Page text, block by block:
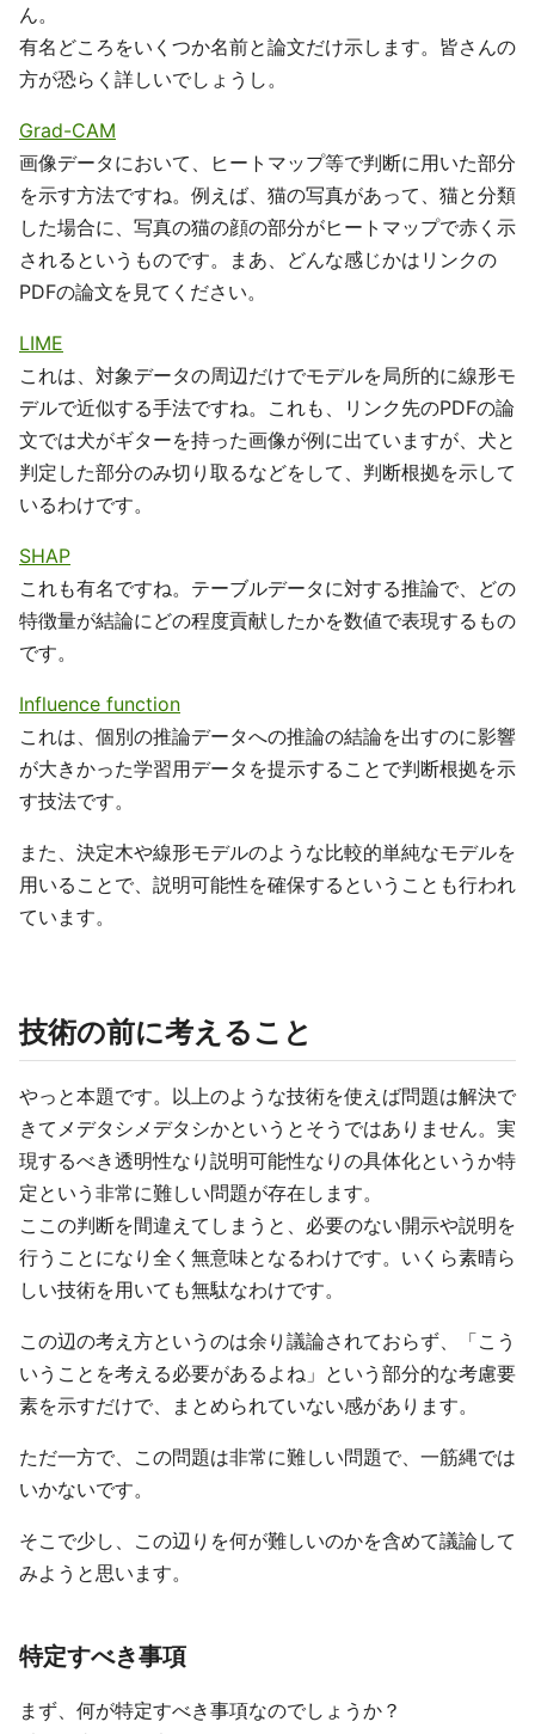
ん。
有名どころをいくつか名前と論文だけ示します。皆さんの
方が恐らく詳しいでしょうし。
Grad-CAM
画像データにおいて、ヒートマップ等で判断に用いた部分
を示す方法ですね。例えば、猫の写真があって、猫と分類
した場合に、写真の猫の顔の部分がヒートマップで赤く示
されるというものです。まあ、どんな感じかはリンクの
PDFの論文を見てください。
LIME
これは、対象データの周辺だけでモデルを局所的に線形モ
デルで近似する手法ですね。これも、リンク先のPDFの論
文では犬がギターを持った画像が例に出ていますが、犬と
判定した部分のみ切り取るなどをして、判断根拠を示して
いるわけです。
SHAP
これも有名ですね。テーブルデータに対する推論で、どの
特徴量が結論にどの程度貢献したかを数値で表現するもの
です。
Influence function
これは、個別の推論データへの推論の結論を出すのに影響
が大きかった学習用データを提示することで判断根拠を示
す技法です。
また、決定木や線形モデルのような比較的単純なモデルを
用いることで、説明可能性を確保するということも行われ
ています。
技術の前に考えること
やっと本題です。以上のような技術を使えば問題は解決で
きてメデタシメデタシかというとそうではありません。実
現するべき透明性なり説明可能性なりの具体化というか特
定という非常に難しい問題が存在します。
ここの判断を間違えてしまうと、必要のない開示や説明を
行うことになり全く無意味となるわけです。いくら素晴ら
しい技術を用いても無駄なわけです。
この辺の考え方というのは余り議論されておらず、「こう
いうことを考える必要があるよね」という部分的な考慮要
素を示すだけで、まとめられていない感があります。
ただ一方で、この問題は非常に難しい問題で、一筋縄では
いかないです。
そこで少し、この辺りを何が難しいのかを含めて議論して
みようと思います。
特定すべき事項
まず、何が特定すべき事項なのでしょうか？